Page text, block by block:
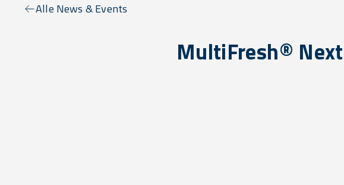
Alle News & Events
MultiFresh®